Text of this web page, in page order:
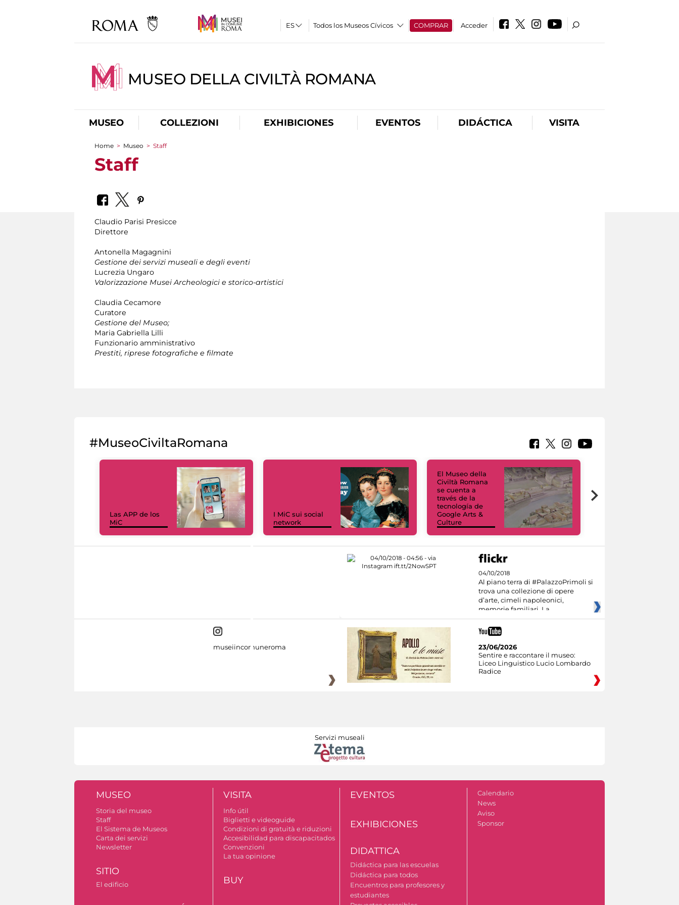
Todos los Museos Cívicos COMPRAR Acceder
MUSEO DELLA CIVILTÀ ROMANA
MUSEO COLLEZIONI EXHIBICIONES EVENTOS DIDÁCTICA VISITA
You are here
Home > Museo > Staff
Staff
Claudio Parisi Presicce
Direttore
Antonella Magagnini
Gestione dei servizi museali e degli eventi
Lucrezia Ungaro
Valorizzazione Musei Archeologici e storico-artistici
Claudia Cecamore
Curatore
Gestione del Museo;
Maria Gabriella Lilli
Funzionario amministrativo
Prestiti, riprese fotografiche e filmate
#MuseoCiviltaRomana
Las APP de los
MiC
I MiC sui social
network
El Museo della
Civiltà Romana
se cuenta a
través de la
tecnología de
Google Arts &
Culture
04/10/2018
Al piano terra di #PalazzoPrimoli si
trova una collezione di opere
d’arte, cimeli napoleonici,
memorie familiari. La
museiincomuneroma
23/06/2026
Sentire e raccontare il museo:
Liceo Linguistico Lucio Lombardo
Radice
Servizi museali
MUSEO
Storia del museo
Staff
El Sistema de Museos
Carta dei servizi
Newsletter
SITIO
El edificio
VISITA
Info útil
Biglietti e videoguide
Condizioni di gratuità e riduzioni
Accesibilidad para discapacitados
Convenzioni
La tua opinione
BUY
EVENTOS
EXHIBICIONES
DIDATTICA
Didáctica para las escuelas
Didáctica para todos
Encuentros para profesores y
estudiantes
Calendario
News
Aviso
Sponsor